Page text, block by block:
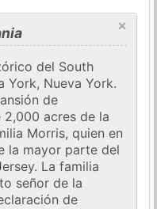
×
del South
York, Nueva York.
de
acres de la
Morris, quien en
la mayor parte del
La familia
señor de la
de